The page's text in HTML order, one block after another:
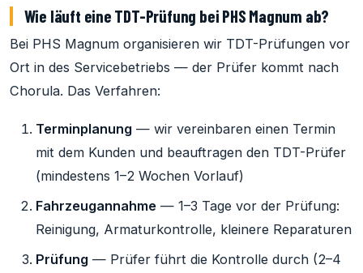
Wie läuft eine TDT-Prüfung bei PHS Magnum ab?
Bei PHS Magnum organisieren wir TDT-Prüfungen vor
Ort in des Servicebetriebs — der Prüfer kommt nach
Chorula. Das Verfahren:
Terminplanung — wir vereinbaren einen Termin
mit dem Kunden und beauftragen den TDT-Prüfer
(mindestens 1–2 Wochen Vorlauf)
Fahrzeugannahme — 1–3 Tage vor der Prüfung:
Reinigung, Armaturkontrolle, kleinere Reparaturen
Prüfung — Prüfer führt die Kontrolle durch (2–4